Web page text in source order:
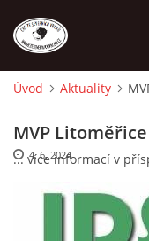
O NÁS
Úvod Aktuality
MVP
... více informací v
4. 6. 2024